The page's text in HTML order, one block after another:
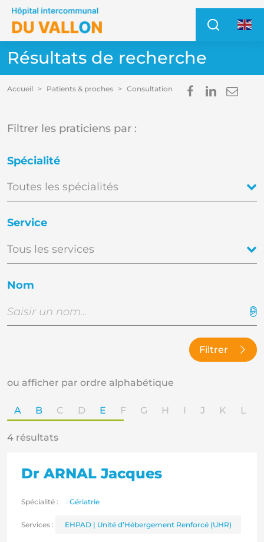
Accéder au contenu
Accéder au menu
Résultats de recherche
Accueil Patients & proches Consultation Partager
Filtrer les praticiens par :
Spécialité
Toutes les spécialités
Service
Tous les services
Nom
Filtrer
ou afficher par ordre alphabétique
A B C D E F G H I J K L
4 résultats
Dr ARNAL Jacques
Spécialité : Gériatrie
Services : EHPAD | Unité d’Hébergement Renforcé (UHR)